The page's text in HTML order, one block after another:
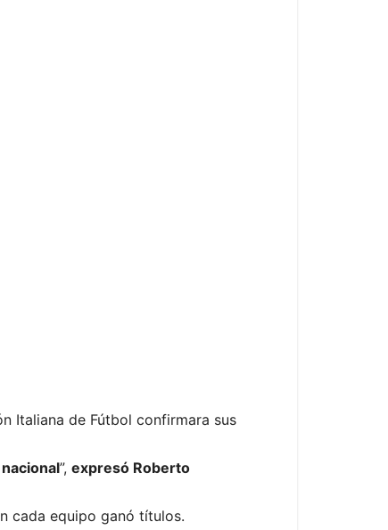
Italiana de Fútbol confirmara sus
”, expresó Roberto
cada equipo ganó títulos.